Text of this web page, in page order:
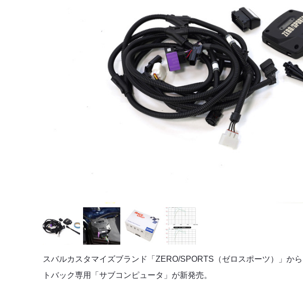
スバルカスタマイズブランド 「ZERO/SPORTS（ゼロスポーツ）」から
トバック専用「サブコンピュータ」 が新発売。